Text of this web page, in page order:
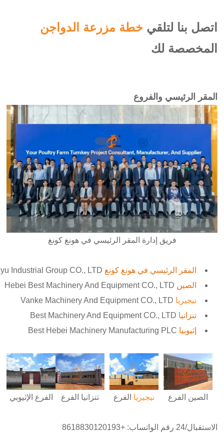
اتصل بنا لتلقي خطة مزرعة الدواجن
المخصصة لك
المقر الرئيسي والفروع
فريق إدارة المقر الرئيسي في هونغ كونغ
المقر الرئيسي في هونغ كونغ
الصين
نيجيريا
تنزانيا Best Machinery And Equipment CO., LTD
إثيوبيا Best Hebei Machinery Manufacturing PLC
الصين الفرع نيجيريا الفرع تنزانيا الفرع الفرع الإثيوبي
الاستقبال/24 رقم الواتساب: +8618830120193